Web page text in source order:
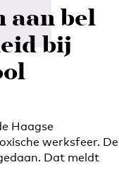
aan bel
bij
Haagse
werksfeer. De
Dat meldt